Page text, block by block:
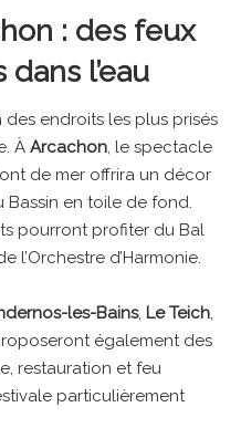
: des feux
l’eau
des endroits les plus prisés
À Arcachon, le spectacle
de mer offrira un décor
en toile de fond.
pourront profiter du Bal
l’Orchestre d’Harmonie.
les-Bains, Le Teich,
également des
restauration et feu
particulièrement